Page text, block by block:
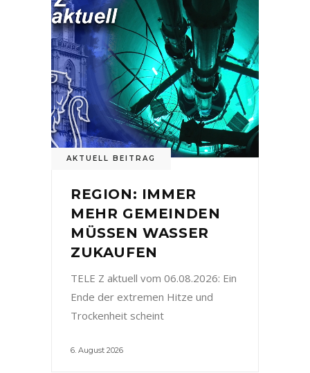
AKTUELL BEITRAG
REGION: IMMER
MEHR GEMEINDEN
MÜSSEN WASSER
ZUKAUFEN
TELE Z aktuell vom 06.08.2026: Ein
Ende der extremen Hitze und
Trockenheit scheint
6. August 2026